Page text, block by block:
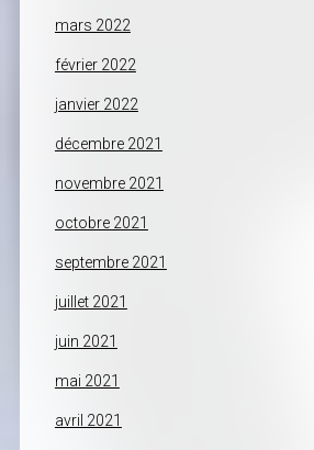
mars 2022
février 2022
janvier 2022
décembre 2021
novembre 2021
octobre 2021
septembre 2021
juillet 2021
juin 2021
mai 2021
avril 2021